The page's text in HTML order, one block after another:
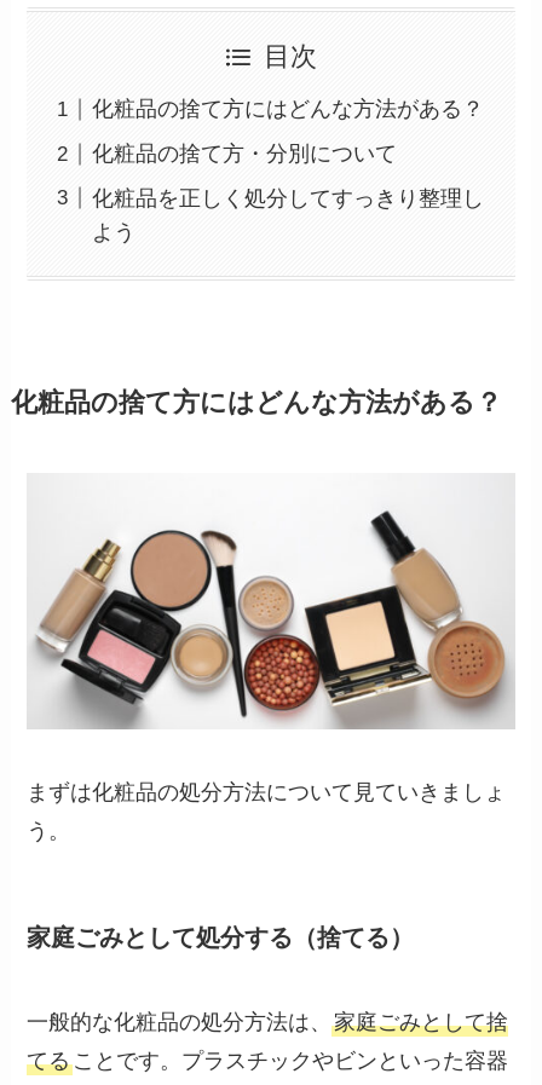
目次
化粧品の捨て方にはどんな方法がある？
化粧品の捨て方・分別について
化粧品を正しく処分してすっきり整理し
よう
化粧品の捨て方にはどんな方法がある？
まずは化粧品の処分方法について見ていきましょ
う。
家庭ごみとして処分する（捨てる）
一般的な化粧品の処分方法は、家庭ごみとして捨
てることです。プラスチックやビンといった容器